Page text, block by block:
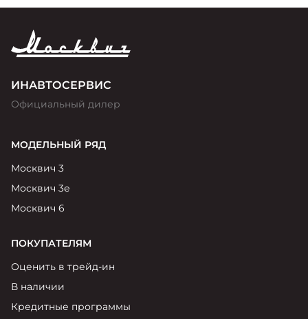
ИНАВТОСЕРВИС
Официальный дилер
МОДЕЛЬНЫЙ РЯД
Москвич 3
Москвич 3е
Москвич 6
ПОКУПАТЕЛЯМ
Оценить в трейд-ин
В наличии
Кредитные программы